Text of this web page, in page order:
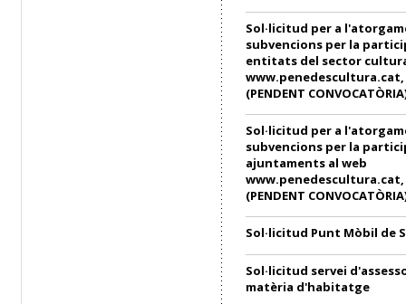
Sol·licitud per a
subvencions per la
entitats del sector
www.penedescultura.cat,
(PENDENT
Sol·licitud per a
subvencions per la
ajuntaments al web
www.penedescultura.cat,
(PENDENT
Sol·licitud Punt Mòbil de
Sol·licitud servei
matèria d'habitatge